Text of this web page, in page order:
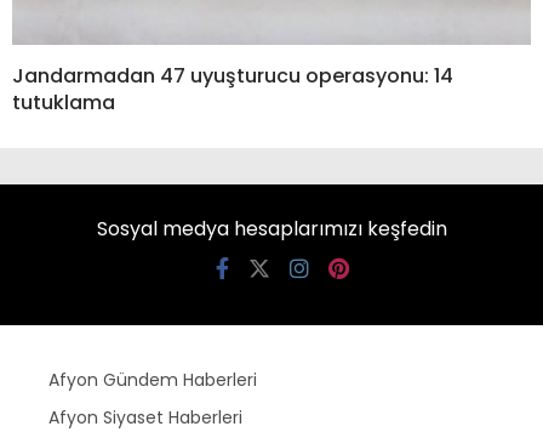
Jandarmadan 47 uyuşturucu operasyonu: 14
tutuklama
Sosyal medya hesaplarımızı keşfedin
Afyon Gündem Haberleri
Afyon Siyaset Haberleri